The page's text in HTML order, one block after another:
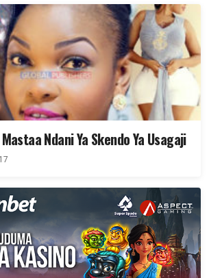
Ndani Ya Skendo Ya Usagaji